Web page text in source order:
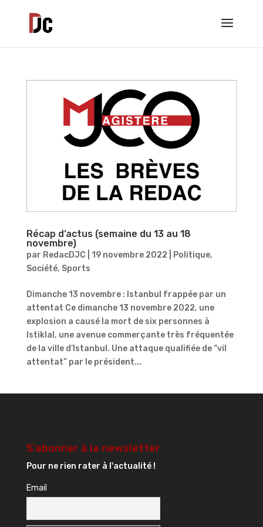
Récap d’actus (semaine du 13 au 18
novembre)
par RedacDJC 19 novembre 2022 Politique,
Société, Sports
Dimanche 13 novembre : Istanbul frappée par un
attentat Ce dimanche 13 novembre 2022, une
explosion a causé la mort de six personnes à
Istiklal, une avenue commerçante très fréquentée
de la ville d’Istanbul. Une attaque qualifiée de “vil
attentat” par le président...
S’abonner à la newsletter
Pour ne rien rater à l'actualité !
Email